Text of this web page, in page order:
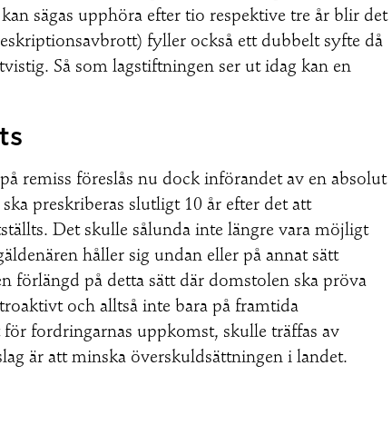
sägas upphöra efter tio respektive tre år blir det
fyller också ett dubbelt syfte då
Så som lagstiftningen ser ut idag kan en
remiss föreslås nu dock införandet av en absolut
preskriberas slutligt 10 år efter det att
Det skulle sålunda inte längre vara möjligt
håller sig undan eller på annat sätt
förlängd på detta sätt där domstolen ska pröva
och alltså inte bara på framtida
fordringarnas uppkomst, skulle träffas av
är att minska överskuldsättningen i landet.